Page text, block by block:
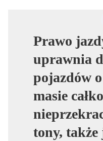
Prawo
uprawnia
pojazdów
masie
tony, także